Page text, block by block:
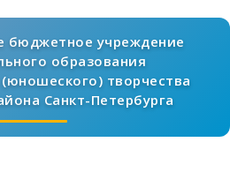
бюджетное учреждение
образования
творчества
Санкт-Петербурга